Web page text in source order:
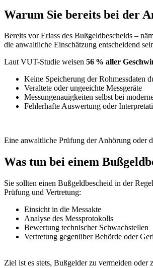
Warum Sie bereits bei der
Bereits vor Erlass des Bußgeldbescheids –
die anwaltliche Einschätzung entscheidend
Laut VUT-Studie weisen 56 % aller
Keine Speicherung der Rohmessdaten
Veraltete oder ungeeichte Messgeräte
Messungenauigkeiten selbst bei
Fehlerhafte Auswertung oder
Eine anwaltliche Prüfung der Anhörung oder
Was tun bei einem
Sie sollten einen Bußgeldbescheid in der
Prüfung und Vertretung:
Einsicht in die Messakte
Analyse des Messprotokolls
Bewertung technischer Schwachstellen
Vertretung gegenüber Behörde oder
Ziel ist es stets, Bußgelder zu vermeiden oder